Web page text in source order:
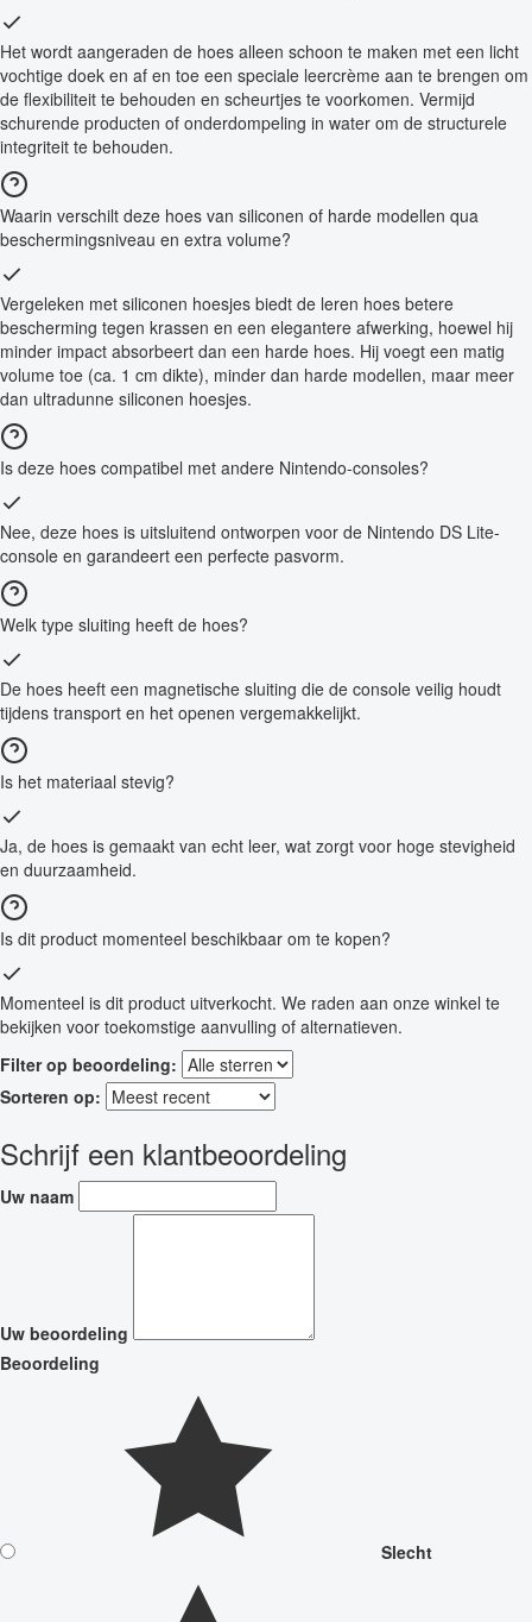
Het wordt aangeraden de hoes alleen schoon te maken met een licht
vochtige doek en af en toe een speciale leercrème aan te brengen om
de flexibiliteit te behouden en scheurtjes te voorkomen. Vermijd
schurende producten of onderdompeling in water om de structurele
integriteit te behouden.
Waarin verschilt deze hoes van siliconen of harde modellen qua
beschermingsniveau en extra volume?
Vergeleken met siliconen hoesjes biedt de leren hoes betere
bescherming tegen krassen en een elegantere afwerking, hoewel hij
minder impact absorbeert dan een harde hoes. Hij voegt een matig
volume toe (ca. 1 cm dikte), minder dan harde modellen, maar meer
dan ultradunne siliconen hoesjes.
Is deze hoes compatibel met andere Nintendo-consoles?
Nee, deze hoes is uitsluitend ontworpen voor de Nintendo DS Lite-
console en garandeert een perfecte pasvorm.
Welk type sluiting heeft de hoes?
De hoes heeft een magnetische sluiting die de console veilig houdt
tijdens transport en het openen vergemakkelijkt.
Is het materiaal stevig?
Ja, de hoes is gemaakt van echt leer, wat zorgt voor hoge stevigheid
en duurzaamheid.
Is dit product momenteel beschikbaar om te kopen?
Momenteel is dit product uitverkocht. We raden aan onze winkel te
bekijken voor toekomstige aanvulling of alternatieven.
Filter op beoordeling:
Sorteren op:
Schrijf een klantbeoordeling
Uw naam
Uw beoordeling
Beoordeling
Slecht